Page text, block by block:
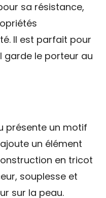
sa résistance,
Il est parfait pour
garde le porteur au
présente un motif
un élément
en tricot
souplesse et
sur la peau.